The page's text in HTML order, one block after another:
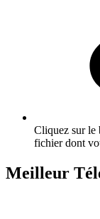
Cliquez sur le
fichier dont
Meilleur